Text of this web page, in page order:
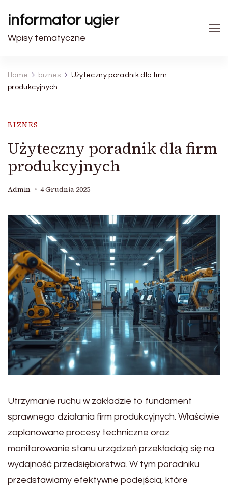
informator ugier
Wpisy tematyczne
Home biznes
Użyteczny poradnik dla firm
produkcyjnych
BIZNES
Użyteczny poradnik dla firm
produkcyjnych
Admin 4 Grudnia 2025
Utrzymanie ruchu w zakładzie to fundament
sprawnego działania firm produkcyjnych. Właściwie
zaplanowane procesy techniczne oraz
monitorowanie stanu urządzeń przekładają się na
wydajność przedsiębiorstwa. W tym poradniku
przedstawiamy efektywne podejścia, które